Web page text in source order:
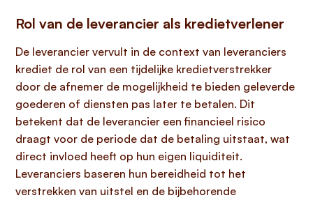
Rol van de leverancier als kredietverlener
De leverancier vervult in de context van leveranciers
krediet de rol van een tijdelijke kredietverstrekker
door de afnemer de mogelijkheid te bieden geleverde
goederen of diensten pas later te betalen. Dit
betekent dat de leverancier een financieel risico
draagt voor de periode dat de betaling uitstaat, wat
direct invloed heeft op hun eigen liquiditeit.
Leveranciers baseren hun bereidheid tot het
verstrekken van uitstel en de bijbehorende